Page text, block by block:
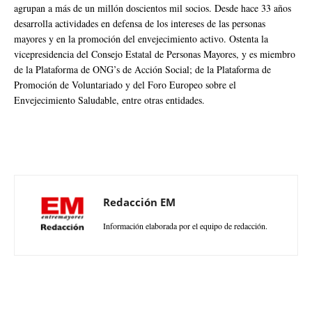
agrupan a más de un millón doscientos mil socios. Desde hace 33 años
desarrolla actividades en defensa de los intereses de las personas
mayores y en la promoción del envejecimiento activo. Ostenta la
vicepresidencia del Consejo Estatal de Personas Mayores, y es miembro
de la Plataforma de ONG’s de Acción Social; de la Plataforma de
Promoción de Voluntariado y del Foro Europeo sobre el
Envejecimiento Saludable, entre otras entidades.
Redacción EM
Información elaborada por el equipo de redacción.